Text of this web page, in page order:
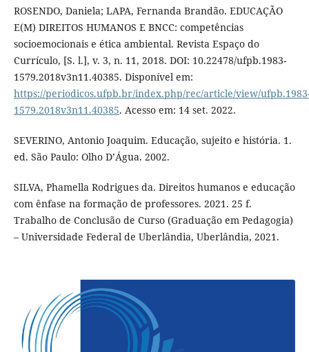
ROSENDO, Daniela; LAPA, Fernanda Brandão. EDUCAÇÃO
E(M) DIREITOS HUMANOS E BNCC: competências
socioemocionais e ética ambiental. Revista Espaço do
Currículo, [S. l.], v. 3, n. 11, 2018. DOI: 10.22478/ufpb.1983-
1579.2018v3n11.40385. Disponível em:
https://periodicos.ufpb.br/index.php/rec/article/view/
1579.2018v3n11.40385. Acesso em: 14 set. 2022.
SEVERINO, Antonio Joaquim. Educação, sujeito e história. 1.
ed. São Paulo: Olho D’Água. 2002.
SILVA, Phamella Rodrigues da. Direitos humanos e educação
com ênfase na formação de professores. 2021. 25 f.
Trabalho de Conclusão de Curso (Graduação em Pedagogia)
– Universidade Federal de Uberlândia, Uberlândia, 2021.